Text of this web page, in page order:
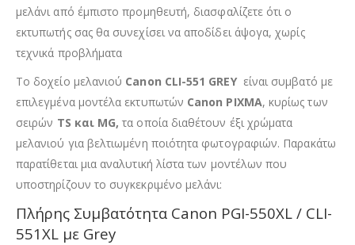
μελάνι από έμπιστο προμηθευτή, διασφαλίζετε ότι ο
εκτυπωτής σας θα συνεχίσει να αποδίδει άψογα, χωρίς
τεχνικά προβλήματα
Το δοχείο μελανιού Canon CLI-551 GREY είναι συμβατό με
επιλεγμένα μοντέλα εκτυπωτών Canon PIXMA, κυρίως των
σειρών TS και MG, τα οποία διαθέτουν έξι χρώματα
μελανιού για βελτιωμένη ποιότητα φωτογραφιών. Παρακάτω
παρατίθεται μια αναλυτική λίστα των μοντέλων που
υποστηρίζουν το συγκεκριμένο μελάνι:
Πλήρης Συμβατότητα Canon PGI-550XL / CLI-
551XL με Grey